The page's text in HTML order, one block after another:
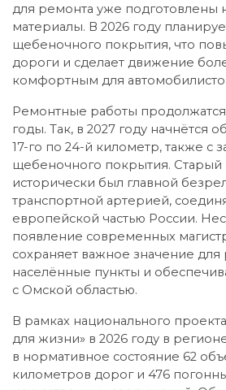
для ремонта уже подготовлены
материалы. В 2026 году
щебеночного покрытия, что
дороги и сделает движение
комфортным для
Ремонтные работы
годы. Так, в 2027 году начнётся
17-го по 24-й километр, также с
щебеночного покрытия. Старый
исторически был главной
транспортной артерией,
европейской частью России.
появление современных
сохраняет важное значение для
населённые пункты и
с Омской областью.
В рамках национального
для жизни» в 2026 году в
в нормативное состояние 62
километров дорог и 476